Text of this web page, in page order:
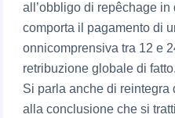
all’obbligo di repêchage
comporta il pagamento di
onnicomprensiva tra 12 e
retribuzione globale di fatto.
Si parla anche di
alla conclusione che si